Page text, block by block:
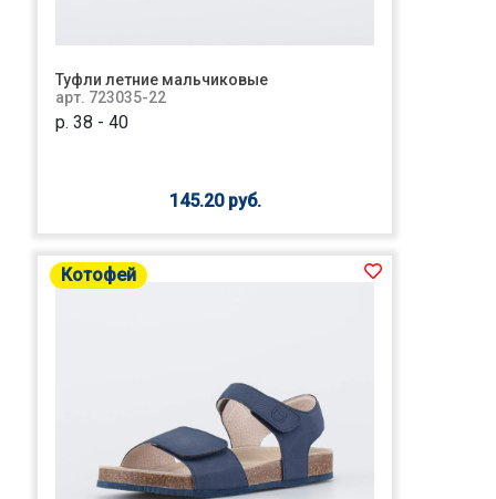
Туфли летние мальчиковые
арт. 723035-22
р. 38 - 40
145.20 руб.
Котофей